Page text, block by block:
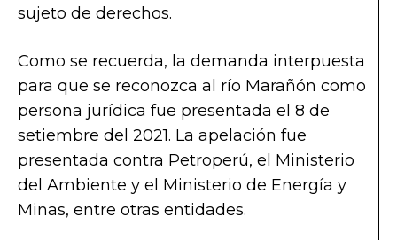
sujeto de derechos.
Como se recuerda, la demanda interpuesta
para que se reconozca al río Marañón como
persona jurídica fue presentada el 8 de
setiembre del 2021. La apelación fue
presentada contra Petroperú, el Ministerio
del Ambiente y el Ministerio de Energía y
Minas, entre otras entidades.